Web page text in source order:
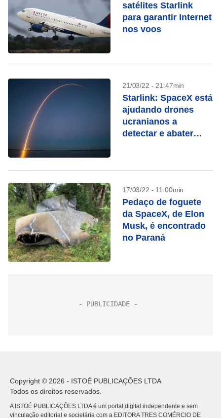
satélites Starlink
para garantir Internet
nos voos
21/03/22 - 21:47min
Starlink: SpaceX está
ajudando drones
ucranianos a
detectar e abater
17/03/22 - 11:00min
Pedaço de foguete
da SpaceX, de Elon
Musk, é encontrado
no Paraná
Copyright © 2026 - ISTOÉ PUBLICAÇÕES LTDA
Todos os direitos reservados.
A ISTOÉ PUBLICAÇÕES LTDA é um portal digital independente e sem
vinculação editorial e societária com a EDITORA TRES COMÉRCIO DE